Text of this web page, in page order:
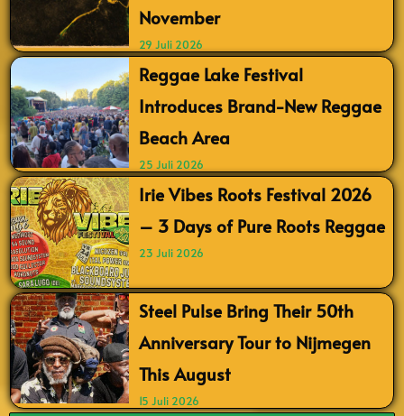
November
29 Juli 2026
Reggae Lake Festival
Introduces Brand-New Reggae
Beach Area
25 Juli 2026
Irie Vibes Roots Festival 2026
– 3 Days of Pure Roots Reggae
23 Juli 2026
Steel Pulse Bring Their 50th
Anniversary Tour to Nijmegen
This August
15 Juli 2026